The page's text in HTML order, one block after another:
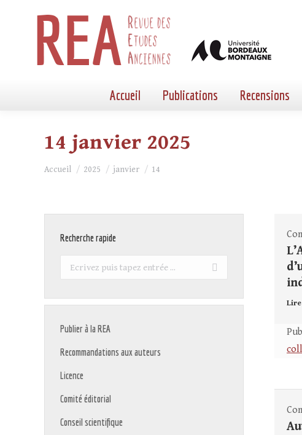
Accueil Publications Recensions
14 janvier 2025
Vous êtes ici :
Accueil 2025 janvier 14
Recherche rapide
Recherche
Publier à la REA
Recommandations aux auteurs
Licence
Comité éditorial
Conseil scientifique